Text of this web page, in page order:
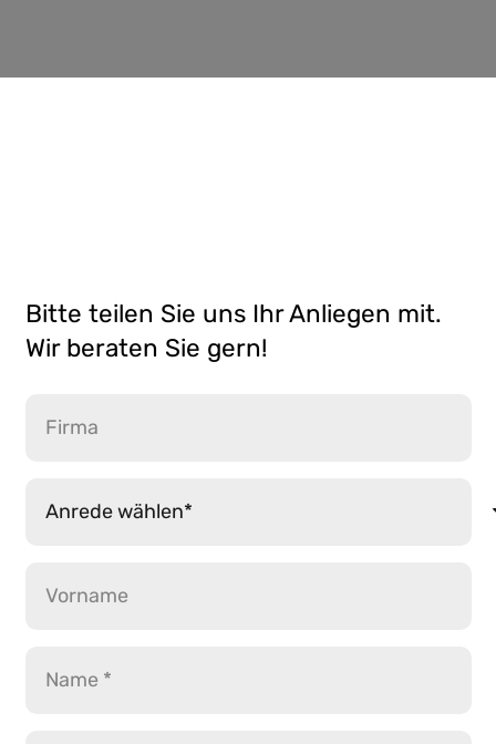
Bitte teilen Sie uns Ihr Anliegen mit.
Wir beraten Sie gern!